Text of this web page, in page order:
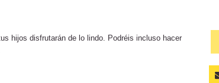
hijos disfrutarán de lo lindo. Podréis incluso hacer